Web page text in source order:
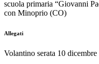
scuola primaria “Giovanni
con Minoprio (CO)
Allegati
Volantino serata 10